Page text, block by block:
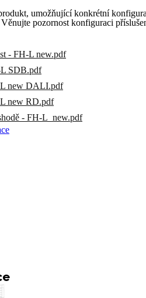
umožňující konkrétní
pozornost konfiguraci
- FH-L new.pdf
SDB.pdf
new DALI.pdf
new RD.pdf
- FH-L_new.pdf